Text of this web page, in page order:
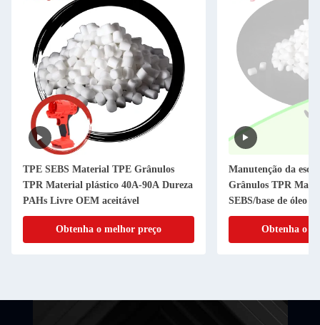
TPE SEBS Material TPE Grânulos
TPR Material plástico 40A-90A Dureza
PAHs Livre OEM aceitável
Obtenha o melhor preço
Manutenção da
Grânulos TPR
SEBS/base de óleo
Faixa de dureza
Obtenha o